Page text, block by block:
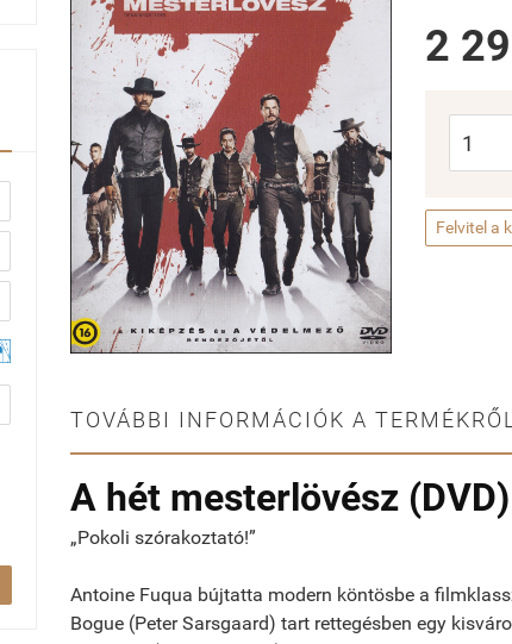
2
Felvitel a
TOVÁBBI INFORMÁCIÓK A
A hét mesterlövész (DVD)
„Pokoli szórakoztató!”
Antoine Fuqua bújtatta modern köntösbe a
Bogue (Peter Sarsgaard) tart rettegésben egy